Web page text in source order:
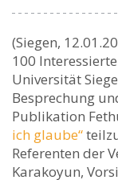
(Siegen,
100
Universität
Besprechung
Publikation
ich glaube“
Referenten der
Karakoyun,